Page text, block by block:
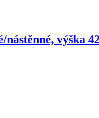
nástěnné, výška